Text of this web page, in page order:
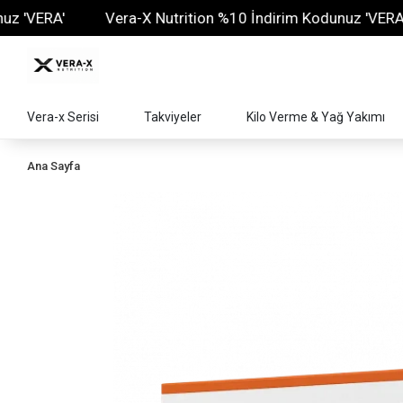
Vera-X Nutrition %10 İndirim Kodunuz 'VERA'
Vera-x Serisi Takviyeler Kilo Verme & Yağ Yakımı
Ana Sayfa